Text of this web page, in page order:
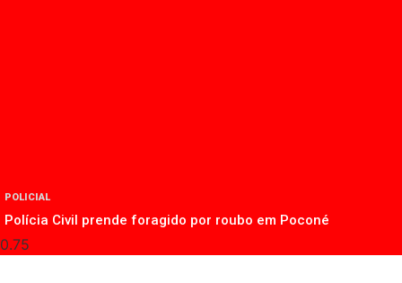
POLICIAL
Polícia Civil prende foragido por roubo em Poconé